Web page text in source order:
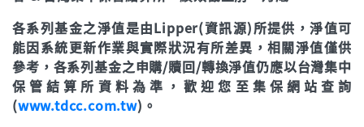
各系列基金之淨值是由Lipper(資訊源)所提供，淨值可
能因系統更新作業與實際狀況有所差異，相關淨值僅供
參考，各系列基金之申購/贖回/轉換淨值仍應以台灣集中
保管結算所資料為準，歡迎您至集保網站查詢
(www.tdcc.com.tw)。